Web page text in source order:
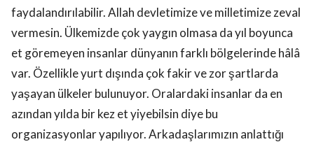
faydalandırılabilir. Allah devletimize ve milletimize zeval
vermesin. Ülkemizde çok yaygın olmasa da yıl boyunca
et göremeyen insanlar dünyanın farklı bölgelerinde hâlâ
var. Özellikle yurt dışında çok fakir ve zor şartlarda
yaşayan ülkeler bulunuyor. Oralardaki insanlar da en
azından yılda bir kez et yiyebilsin diye bu
organizasyonlar yapılıyor. Arkadaşlarımızın anlattığı